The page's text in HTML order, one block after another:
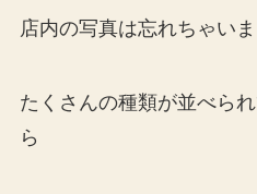
店内の写真は忘れちゃい
たくさんの種類が並べら
ら